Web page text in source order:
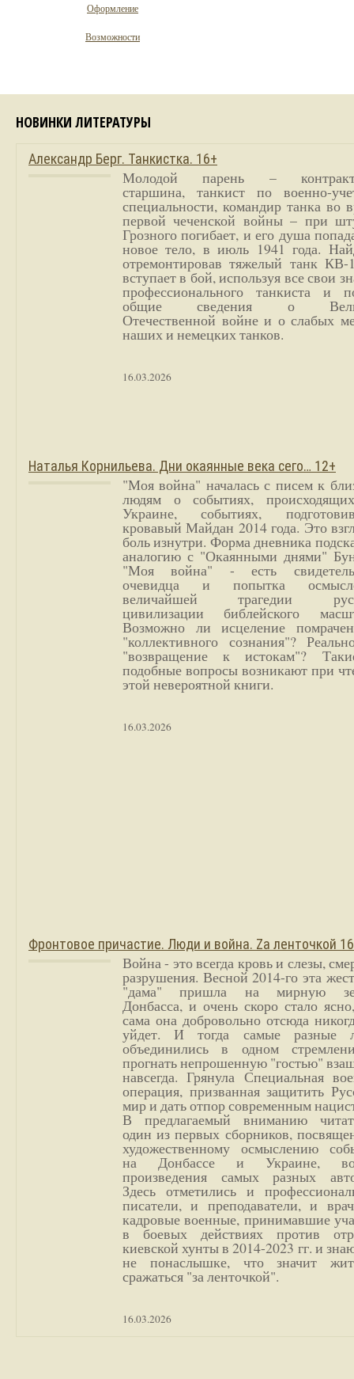
Оформление
Возможности
НОВИНКИ ЛИТЕРАТУРЫ
Александр Берг. Танкистка. 16+
Молодой парень –
старшина, танкист по военно-
специальности, командир танка во
первой чеченской войны – при
Грозного погибает, и его душа
новое тело, в июль 1941 года.
отремонтировав тяжелый танк
вступает в бой, используя все свои
профессионального танкиста и
общие сведения о
Отечественной войне и о слабых
наших и немецких танков.
16.03.2026
Наталья Корнильева. Дни окаянные века сего… 12+
"Моя война" началась с писем к
людям о событиях,
Украине, событиях,
кровавый Майдан 2014 года. Это
боль изнутри. Форма дневника
аналогию с "Окаянными днями"
"Моя война" - есть
очевидца и попытка
величайшей трагедии
цивилизации библейского
Возможно ли исцеление
"коллективного сознания"?
"возвращение к истокам"?
подобные вопросы возникают при
этой невероятной книги.
16.03.2026
Фронтовое причастие. Люди и война. Zа ленточкой
Война - это всегда кровь и слезы,
разрушения. Весной 2014-го эта
"дама" пришла на мирную
Донбасса, и очень скоро стало
сама она добровольно отсюда
уйдет. И тогда самые разные
объединились в одном
прогнать непрошенную "гостью"
навсегда. Грянула Специальная
операция, призванная защитить
мир и дать отпор современным
В предлагаемый вниманию
один из первых сборников,
художественному осмыслению
на Донбассе и Украине,
произведения самых разных
Здесь отметились и
писатели, и преподаватели, и
кадровые военные, принимавшие
в боевых действиях против
киевской хунты в 2014-2023 гг. и
не понаслышке, что значит
сражаться "за ленточкой".
16.03.2026